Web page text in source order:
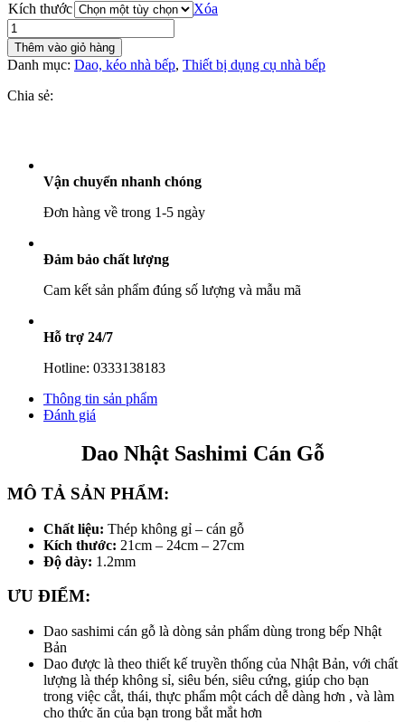
Kích thước
Xóa
Dao
Nhật
Sashimi
Cán
Gỗ
Thêm vào giỏ hàng
Danh mục: Dao, kéo nhà bếp, Thiết bị dụng cụ nhà bếp
Chia sẻ:
Vận chuyển nhanh chóng
Đơn hàng về trong 1-5 ngày
Đảm bảo chất lượng
Cam kết sản phẩm đúng số lượng và mẫu mã
Hỗ trợ 24/7
Hotline: 0333138183
Thông tin sản phẩm
Đánh giá
Dao Nhật Sashimi Cán Gỗ
MÔ TẢ SẢN PHẨM:
Chất liệu: Thép không gỉ – cán gỗ
Kích thước: 21cm – 24cm – 27cm
Độ dày: 1.2mm
ƯU ĐIỂM:
Dao sashimi cán gỗ là dòng sản phẩm dùng trong bếp Nhật
Bản
Dao được là theo thiết kế truyền thống của Nhật Bản, với chất
lượng là thép không sỉ, siêu bén, siêu cứng, giúp cho bạn
trong việc cắt, thái, thực phẩm một cách dễ dàng hơn , và làm
cho thức ăn của bạn trong bắt mắt hơn